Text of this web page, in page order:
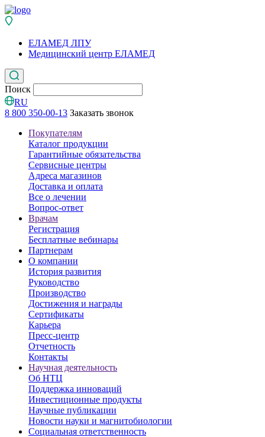
ЕЛАМЕД ЛПУ
Медицинский центр ЕЛАМЕД
Поиск
RU
8 800 350-00-13 Заказать звонок
Покупателям
Каталог продукции
Гарантийные обязательства
Сервисные центры
Адреса магазинов
Доставка и оплата
Все о лечении
Вопрос-ответ
Врачам
Регистрация
Бесплатные вебинары
Партнерам
О компании
История развития
Руководство
Производство
Достижения и награды
Сертификаты
Карьера
Пресс-центр
Отчетность
Контакты
Научная деятельность
Об НТЦ
Поддержка инноваций
Инвестиционные продукты
Научные публикации
Новости науки и магнитобиологии
Социальная ответственность